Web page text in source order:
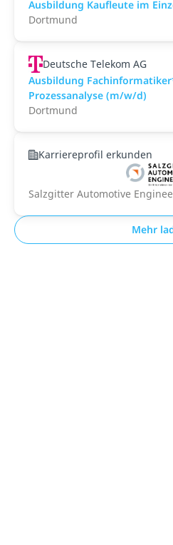
Ausbildung Kaufleute im
Dortmund
Deutsche Telekom AG
Ausbildung
Prozessanalyse (m/w/d)
Dortmund
Karriereprofil erkunden
Salzgitter Automotive
Mehr